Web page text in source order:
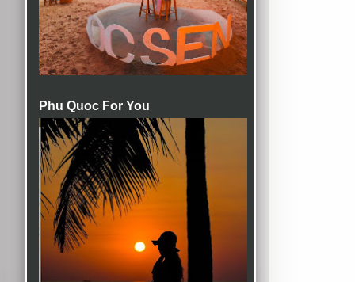
Phu Quoc For You